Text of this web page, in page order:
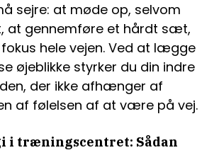
sejre: at møde op, selvom
at gennemføre et hårdt sæt,
hele vejen. Ved at lægge
øjeblikke styrker du din indre
der ikke afhænger af
af følelsen af at være på vej.
i træningscentret: Sådan